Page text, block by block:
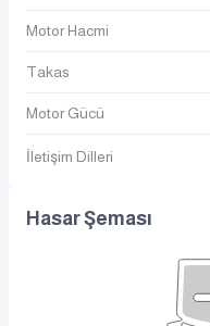
Motor Hacmi
Takas
Motor Gücü
İletişim Dilleri
Hasar Şeması